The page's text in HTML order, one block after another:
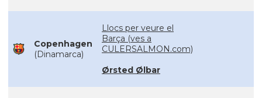
Copenhagen
(Dinamarca)
Llocs per veure el
Barça (ves a
CULERSALMON.com)
Ørsted Ølbar